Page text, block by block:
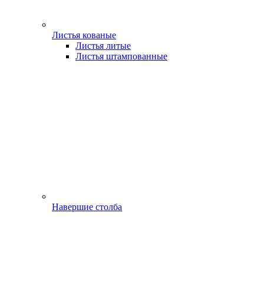
Листья кованые
Листья литые
Листья штампованные
Навершие столба